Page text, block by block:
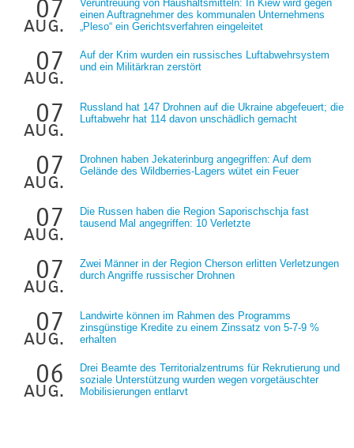
07
aug.
Veruntreuung von Haushaltsmitteln: In Kiew wird gegen
einen Auftragnehmer des kommunalen Unternehmens
„Pleso“ ein Gerichtsverfahren eingeleitet
07
aug.
Auf der Krim wurden ein russisches Luftabwehrsystem
und ein Militärkran zerstört
07
aug.
Russland hat 147 Drohnen auf die Ukraine abgefeuert; die
Luftabwehr hat 114 davon unschädlich gemacht
07
aug.
Drohnen haben Jekaterinburg angegriffen: Auf dem
Gelände des Wildberries-Lagers wütet ein Feuer
07
aug.
Die Russen haben die Region Saporischschja fast
tausend Mal angegriffen: 10 Verletzte
07
aug.
Zwei Männer in der Region Cherson erlitten Verletzungen
durch Angriffe russischer Drohnen
07
aug.
Landwirte können im Rahmen des Programms
zinsgünstige Kredite zu einem Zinssatz von 5-7-9 %
erhalten
06
aug.
Drei Beamte des Territorialzentrums für Rekrutierung und
soziale Unterstützung wurden wegen vorgetäuschter
Mobilisierungen entlarvt